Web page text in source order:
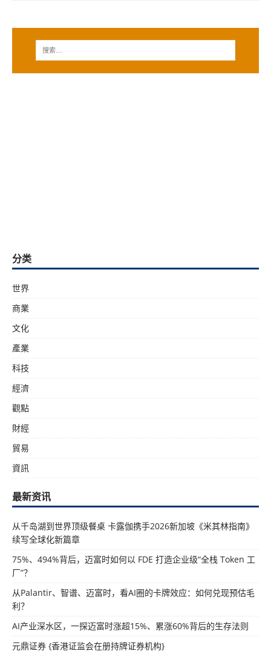
分类
世界
商業
文化
產業
科技
經濟
觀點
財經
貿易
資訊
最新资讯
从千岛湖到世界顶级餐桌 卡露伽携手2026新加坡《米其林指南》
续写全球化新篇章
75%、494%背后，迈富时如何以 FDE 打造企业级“全栈 Token 工
厂”？
从Palantir、智谱、迈富时，看AI圈的卡牌效应：如何兑现预估毛
利？
AI产业深水区，一探迈富时涨超15%、累涨60%背后的生存法则
元鼎证券 {香港证监会在册持牌证券机构}